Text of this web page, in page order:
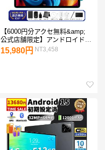
【6000円分アクセ無料&amp;
公式店舗限定】アンドロイド
タブレット 10インチTECLAST
P33 16/15 本体 9/12GB RAM
15,980円 NT3,458